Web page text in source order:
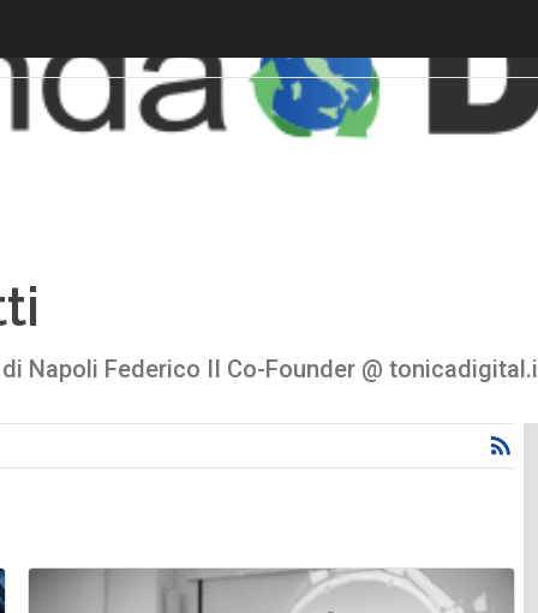
Napoli Federico II Co-Founder @